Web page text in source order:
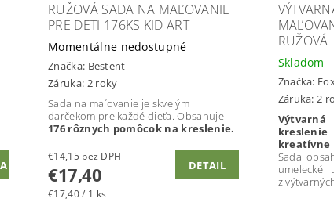
RUŽOVÁ SADA NA MAĽOVANIE
PRE DETI 176KS KID ART
Momentálne nedostupné
Značka: Bestent
Záruka: 2 roky
Sada na maľovanie je skvelým
darčekom pre každé dieťa. Obsahuje
176 rôznych pomôcok na kreslenie.
€14,15 bez DPH
€17,40
€17,40 / 1 ks
DETAIL
RUŽOVÁ
Skladom
Značka:
Záruka: 2
kreslenie
Sada
z